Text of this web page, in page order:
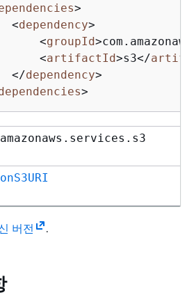
>
<dependency>
<groupId>com.amazonaws
<artifactId>s3</
</dependency>
>
버전 .